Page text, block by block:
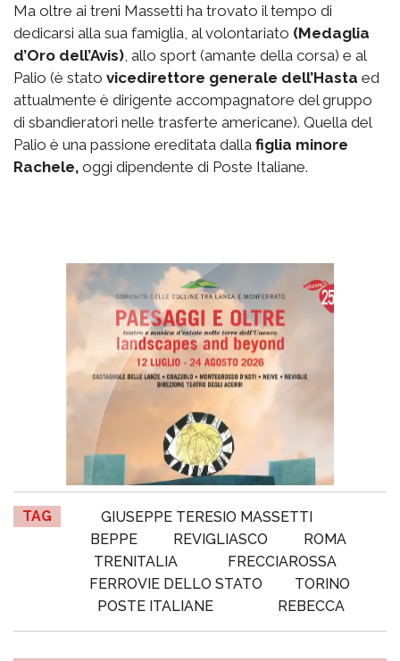
Ma oltre ai treni Massetti ha trovato il tempo di
dedicarsi alla sua famiglia, al volontariato (Medaglia
d’Oro dell’Avis) , allo sport (amante della corsa) e al
Palio (è stato vicedirettore generale dell’Hasta ed
attualmente è dirigente accompagnatore del gruppo
di sbandieratori nelle trasferte americane). Quella del
Palio è una passione ereditata dalla figlia minore
Rachele, oggi dipendente di Poste Italiane.
TAG
GIUSEPPE TERESIO MASSETTI
BEPPE
REVIGLIASCO
ROMA
TRENITALIA
FRECCIAROSSA
FERROVIE DELLO STATO
TORINO
POSTE ITALIANE
REBECCA